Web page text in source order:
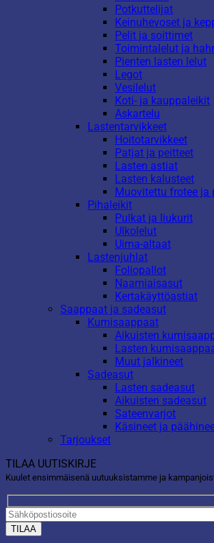
Potkuttelijat
Keinuhevoset ja
Pelit ja soittimet
Toimintalelut ja
Pienten lasten lelut
Legot
Vesilelut
Koti- ja kauppaleikit
Askartelu
Lastentarvikkeet
Hoitotarvikkeet
Patjat ja peitteet
Lasten astiat
Lasten kalusteet
Muovitettu frotee ja
Pihaleikit
Pulkat ja liukurit
Ulkolelut
Uima-altaat
Lastenjuhlat
Foliopallot
Naamiaisasut
Kertakäyttöastiat
Saappaat ja sadeasut
Kumisaappaat
Aikuisten
Lasten
Muut jalkineet
Sadeasut
Lasten sadeasut
Aikuisten sadeasut
Sateenvarjot
Käsineet ja
Tarjoukset
TILAA UUTISKIRJE
Kuulet ensimmäisenä uutuuksistamme ja